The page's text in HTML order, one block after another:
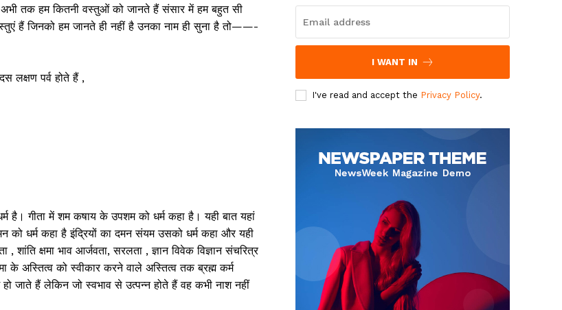
तक हम कितनी वस्तुओं को जानते हैं संसार में हम बहुत सी
हैं जिनको हम जानते ही नहीं है उनका नाम ही सुना है तो——-
लक्षण पर्व होते हैं ,
है। गीता में शम कषाय के उपशम को धर्म कहा है। यही बात यहां
को धर्म कहा है इंद्रियों का दमन संयम उसको धर्म कहा और यही
क्षमा भाव आर्जवता, सरलता , ज्ञान विवेक विज्ञान संचरित्र
के अस्तित्व को स्वीकार करने वाले अस्तित्व तक ब्रह्म कर्म
हो जाते हैं लेकिन जो स्वभाव से उत्पन्न होते हैं वह कभी नाश नहीं
I WANT IN
I've read and accept the Privacy Policy.